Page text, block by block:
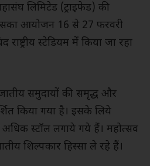
लिमिटेड (ट्राइफेड) की
आयोजन 16 से 27 फरवरी
स्टेडियम में किया जा रहा
समुदायों की समृद्ध और
किया गया है। इसके लिये
स्टॉल लगाये गये हैं। महोत्सव
शिल्पकार हिस्सा ले रहे हैं।